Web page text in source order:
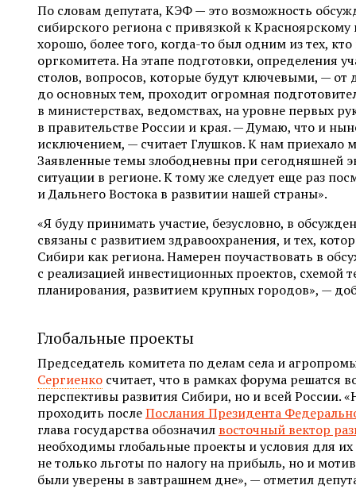
По словам депутата, КЭФ — это возможность
сибирского региона с привязкой к
хорошо, более того, когда-то был одним из тех, кто
оргкомитета. На этапе подготовки, определения
столов, вопросов, которые будут ключевыми, — от
до основных тем, проходит огромная
в министерствах, ведомствах, на уровне первых
в правительстве России и края. — Думаю, что и
исключением, — считает Глушков. К нам приехало
Заявленные темы злободневны при сегодняшней
ситуации в регионе. К тому же следует еще раз
и Дальнего Востока в развитии нашей страны».
«Я буду принимать участие, безусловно, в
связаны с развитием здравоохранения, и тех,
Сибири как региона. Намерен поучаствовать в
с реализацией инвестиционных проектов, схемой
планирования, развитием крупных городов», —
Глобальные проекты
Председатель комитета по делам села и
Сергиенко считает, что в рамках форума решатся
перспективы развития Сибири, но и всей России.
проходить послеПослания Президента
глава государства обозначил восточный вектор
необходимы глобальные проекты и условия для
не только льготы по налогу на прибыль, но и
были уверены в завтрашнем дне», — отметил